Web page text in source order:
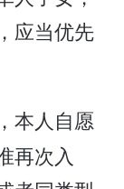
应当优先
本人自愿
再次入